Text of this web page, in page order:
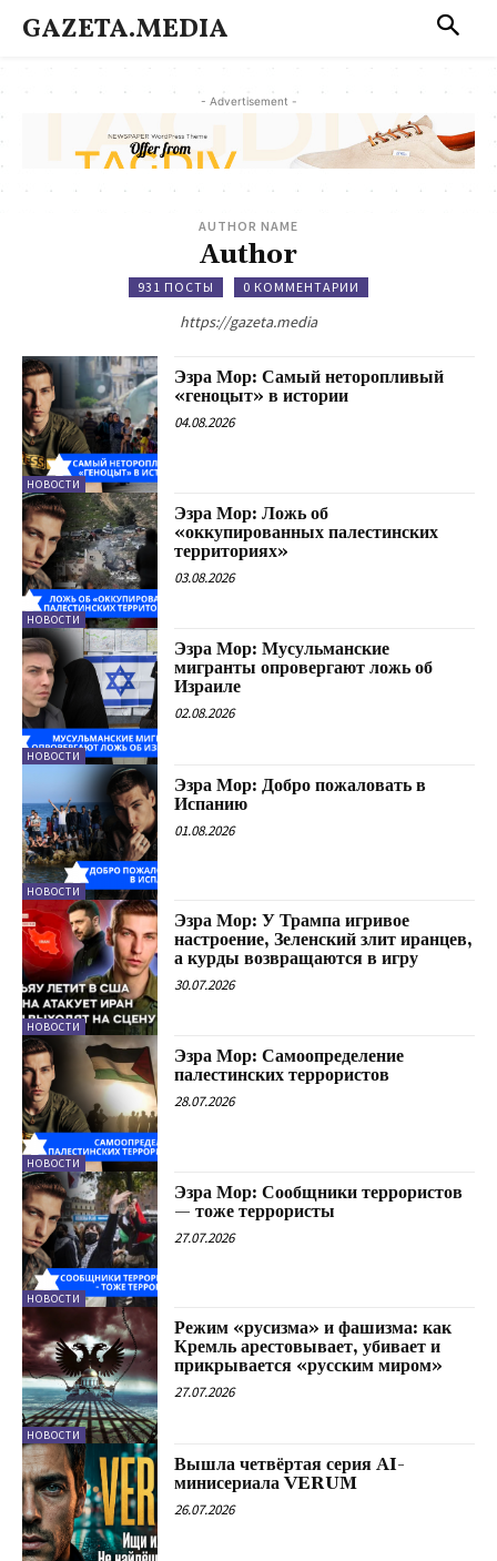
GAZETA.MEDIA
- Advertisement -
AUTHOR NAME
Author
931 ПОСТЫ 0 КОММЕНТАРИИ
https://gazeta.media
НОВОСТИ
Эзра Мор: Самый неторопливый
«геноцыт» в истории
04.08.2026
НОВОСТИ
Эзра Мор: Ложь об
«оккупированных палестинских
территориях»
03.08.2026
НОВОСТИ
Эзра Мор: Мусульманские
мигранты опровергают ложь об
Израиле
02.08.2026
НОВОСТИ
Эзра Мор: Добро пожаловать в
Испанию
01.08.2026
НОВОСТИ
Эзра Мор: У Трампа игривое
настроение, Зеленский злит иранцев,
а курды возвращаются в игру
30.07.2026
НОВОСТИ
Эзра Мор: Самоопределение
палестинских террористов
28.07.2026
НОВОСТИ
Эзра Мор: Сообщники террористов
— тоже террористы
27.07.2026
НОВОСТИ
Режим «русизма» и фашизма: как
Кремль арестовывает, убивает и
прикрывается «русским миром»
27.07.2026
Вышла четвёртая серия AI-
минисериала VERUM
26.07.2026